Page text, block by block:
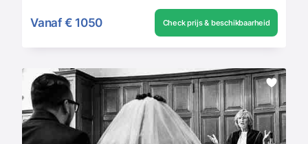
Vanaf € 1050 Check prijs & beschikbaarheid